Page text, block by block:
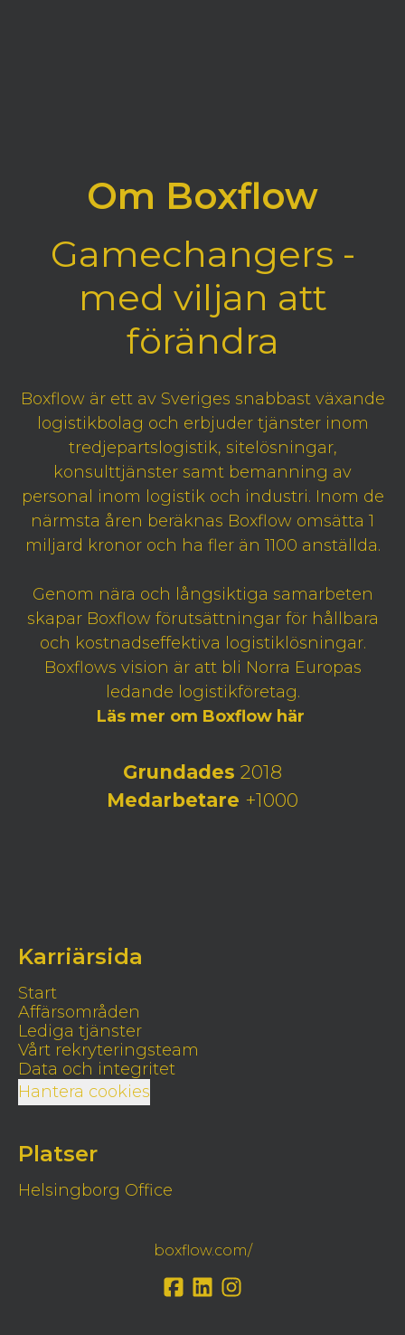
Om Boxflow
Gamechangers -
med viljan att
förändra
Boxflow är ett av Sveriges snabbast växande
logistikbolag och erbjuder tjänster inom
tredjepartslogistik, sitelösningar,
konsulttjänster samt bemanning av
personal inom logistik och industri. Inom de
närmsta åren beräknas Boxflow omsätta 1
miljard kronor och ha fler än 1100 anställda.
Genom nära och långsiktiga samarbeten
skapar Boxflow förutsättningar för hållbara
och kostnadseffektiva logistiklösningar.
Boxflows vision är att bli Norra Europas
ledande logistikföretag.
Läs mer om Boxflow här
Grundades 2018
Medarbetare +1000
Karriärsida
Start
Affärsområden
Lediga tjänster
Vårt rekryteringsteam
Data och integritet
Hantera cookies
Platser
Helsingborg Office
boxflow.com/